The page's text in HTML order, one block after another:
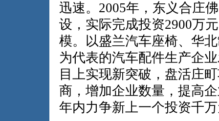
迅速。2005年，东义合庄
设，实际完成投资2900万
模。以盛兰汽车座椅、华
为代表的汽车配件生产企
目上实现新突破，盘活庄
商，增加企业数量，提高
年内力争新上一个投资千